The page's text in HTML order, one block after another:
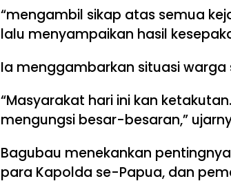
“mengambil sikap atas semua
lalu menyampaikan hasil
Ia menggambarkan situasi
“Masyarakat hari ini kan
mengungsi besar-besaran,”
Bagubau menekankan
para Kapolda se-Papua, dan